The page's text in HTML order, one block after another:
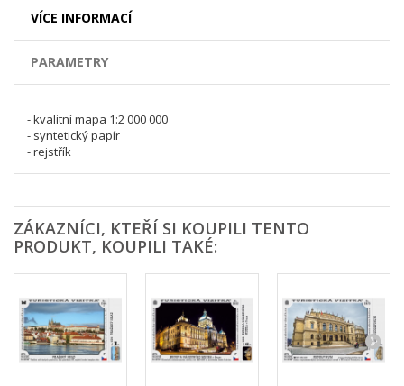
VÍCE INFORMACÍ
PARAMETRY
- kvalitní mapa 1:2 000 000
- syntetický papír
- rejstřík
ZÁKAZNÍCI, KTEŘÍ SI KOUPILI TENTO
PRODUKT, KOUPILI TAKÉ: